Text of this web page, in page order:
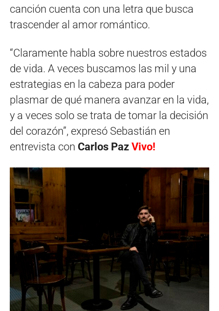
canción cuenta con una letra que busca
trascender al amor romántico.
“Claramente habla sobre nuestros estados
de vida. A veces buscamos las mil y una
estrategias en la cabeza para poder
plasmar de qué manera avanzar en la vida,
y a veces solo se trata de tomar la decisión
del corazón”, expresó Sebastián en
entrevista con Carlos Paz Vivo!